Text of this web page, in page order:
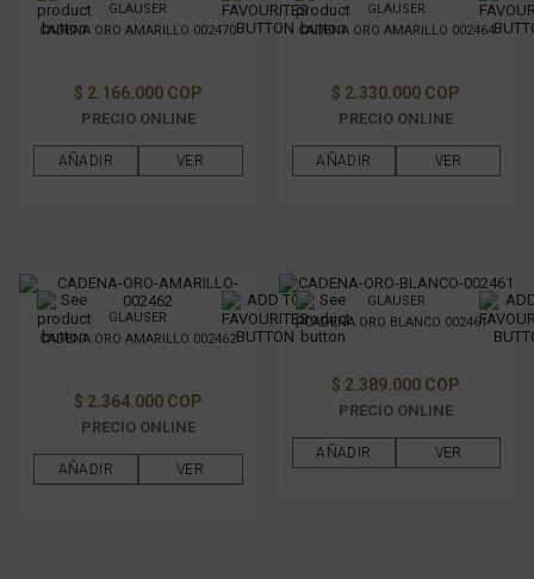
GLAUSER
CADENA ORO AMARILLO 002470
$ 2.166.000 COP
PRECIO ONLINE
AÑADIR VER
GLAUSER
CADENA ORO AMARILLO 002464
$ 2.330.000 COP
PRECIO ONLINE
AÑADIR VER
GLAUSER
CADENA ORO AMARILLO 002462
$ 2.364.000 COP
PRECIO ONLINE
AÑADIR VER
GLAUSER
CADENA ORO BLANCO 002461
$ 2.389.000 COP
PRECIO ONLINE
AÑADIR VER